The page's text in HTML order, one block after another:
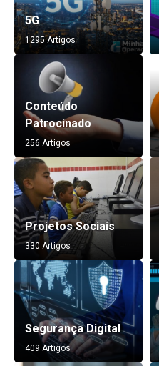
5G
1295 Artigos
Conteúdo
Patrocinado
256 Artigos
Projetos Sociais
330 Artigos
Segurança Digital
409 Artigos